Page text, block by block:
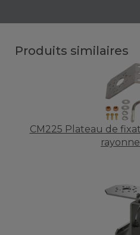
Produits similaires
CM225 Plateau de